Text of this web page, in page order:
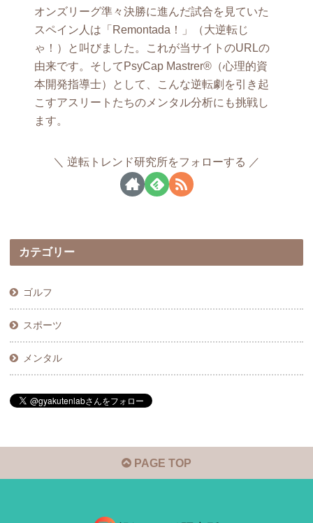
オンズリーグ準々決勝に進んだ試合を見ていた
スペイン人は「Remontada！」（大逆転じ
ゃ！）と叫びました。これが当サイトのURLの
由来です。そしてPsyCap Mastrer®（心理的資
本開発指導士）として、こんな逆転劇を引き起
こすアスリートたちのメンタル分析にも挑戦し
ます。
逆転トレンド研究所をフォローする
カテゴリー
ゴルフ
スポーツ
メンタル
PAGE TOP